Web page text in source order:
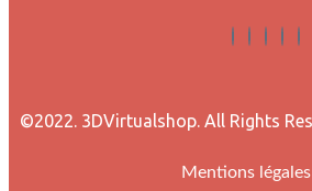
©2022. 3DVirtualshop. All Rights
Mentions légales